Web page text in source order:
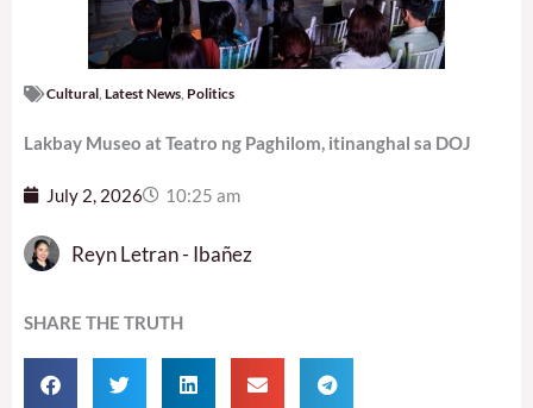
Cultural Latest News Politics
Lakbay Museo at Teatro ng Paghilom, itinanghal sa DOJ
July 2, 2026 10:25 am
Reyn Letran - Ibañez
SHARE THE TRUTH